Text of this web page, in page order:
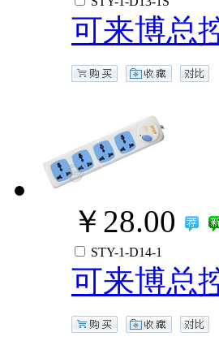
可来博总
￥28.00
STY-1-D14-1
可来博总